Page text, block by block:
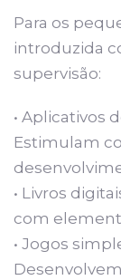
Para os
introduzida
supervisão:
• Aplicativos
Estimulam
• Livros
com
• Jogos